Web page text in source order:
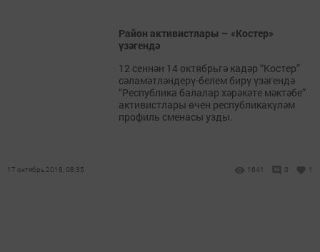
Район активистлары – «Костер»
үзәгендә
12 сеннән 14 октябрьгә кадәр “Костер”
сәламәтләндерү-белем бирү үзәгендә
“Республика балалар хәрәкәте мәктәбе”
активистлары өчен республикакүләм
профиль сменасы узды.
17 октябрь 2018, 08:35 1641 0 1